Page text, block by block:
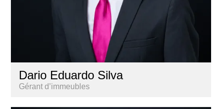
Dario Eduardo Silva
Gérant d’immeubles